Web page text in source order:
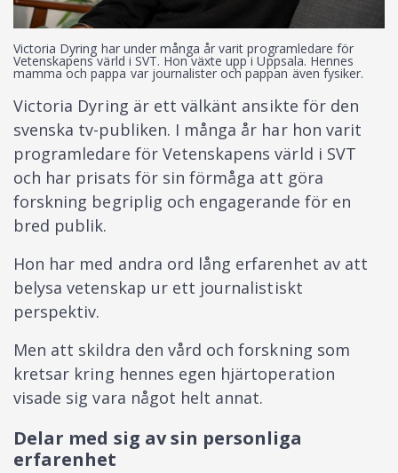
Victoria Dyring har under många år varit programledare för
Vetenskapens värld i SVT. Hon växte upp i Uppsala. Hennes
mamma och pappa var journalister och pappan även fysiker.
Victoria Dyring är ett välkänt ansikte för den
svenska tv-publiken. I många år har hon varit
programledare för Vetenskapens värld i SVT
och har prisats för sin förmåga att göra
forskning begriplig och engagerande för en
bred publik.
Hon har med andra ord lång erfarenhet av att
belysa vetenskap ur ett journalistiskt
perspektiv.
Men att skildra den vård och forskning som
kretsar kring hennes egen hjärtoperation
visade sig vara något helt annat.
Delar med sig av sin personliga
erfarenhet